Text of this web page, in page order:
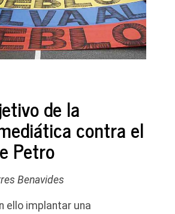
de la
contra el
Petro
Benavides
ello implantar una